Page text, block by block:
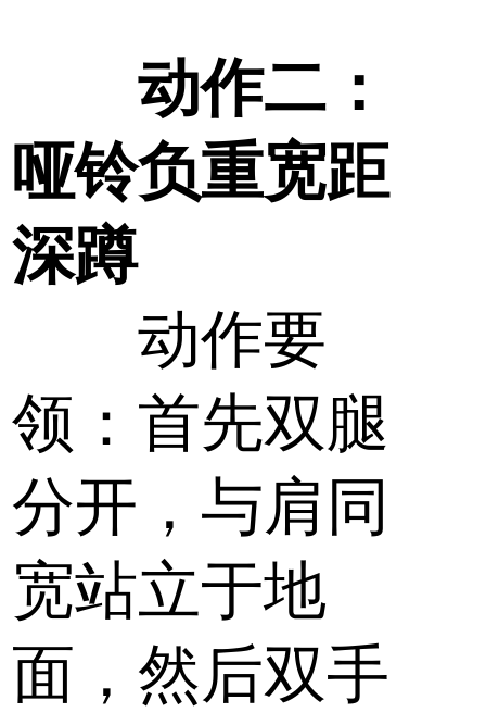
动作二：
哑铃负重宽距
深蹲
动作要
领：首先双腿
分开，与肩同
宽站立于地
面，然后双手